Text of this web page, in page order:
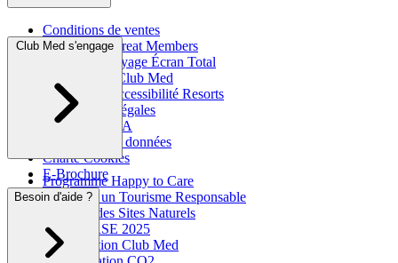
Conditions de ventes
Programme Great Members
Assurance Voyage Écran Total
L'histoire du Club Med
Information accessibilité Resorts
Informations légales
Club Med & IA
Protection des données
Charte Cookies
E-Brochure
Programme Happy to Care
Agir pour un Tourisme Responsable
Respects des Sites Naturels
Rapport RSE 2025
La Fondation Club Med
Besoin d'aide ?